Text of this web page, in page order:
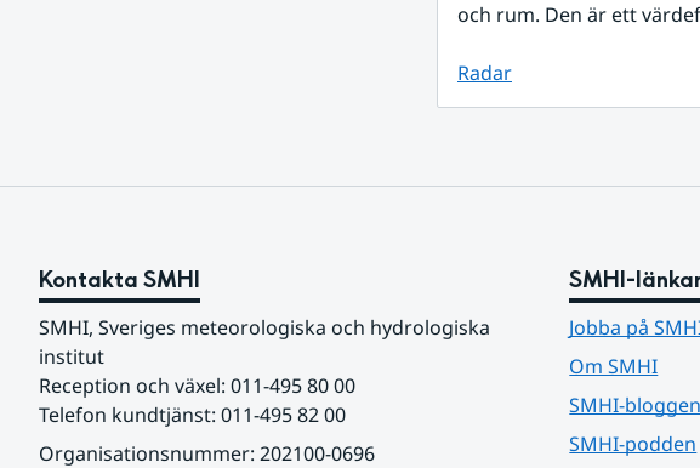
och rum. Den är ett
Radar
Kontakta SMHI
SMHI, Sveriges meteorologiska och hydrologiska
institut
Reception och växel: 011-495 80 00
Telefon kundtjänst: 011-495 82 00
Organisationsnummer: 202100-0696
SMHI-
Jobba på
Om SMHI
SMHI-bloggen
SMHI-podden